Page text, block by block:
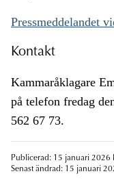
Pressmeddelandet
Kontakt
Kammaråklagare
på telefon fredag
562 67 73.
Publicerad: 15 januari 2026
Senast ändrad: 15 januari